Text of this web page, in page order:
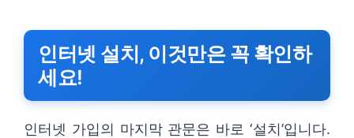
인터넷 설치, 이것만은 꼭 확인하
세요!
인터넷 가입의 마지막 관문은 바로 ‘설치’입니다.